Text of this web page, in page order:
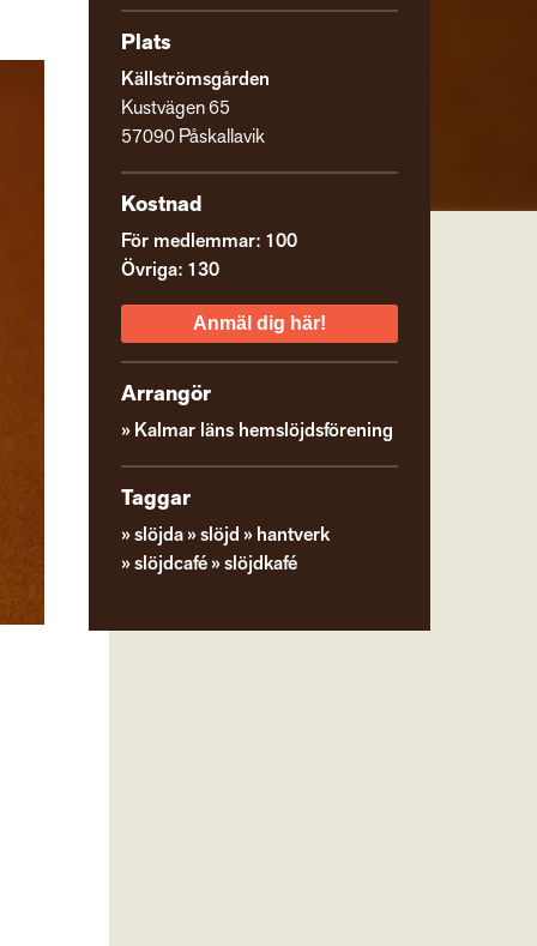
Plats
Källströmsgården
Kustvägen 65
57090 Påskallavik
Kostnad
För medlemmar: 100
Övriga: 130
Anmäl dig här!
Arrangör
Kalmar läns hemslöjdsförening
Taggar
slöjda slöjd
hantverk
slöjdcafé
slöjdkafé